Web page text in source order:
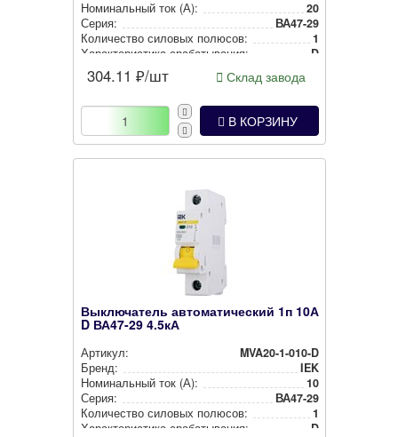
Номи­наль­ный ток (А):
20
Серия:
ВА47-29
Количество силовых полюсов:
1
Харак­те­рис­ти­ка сра­ба­ты­ва­ния:
D
304.11 ₽/шт Склад завода
В КОРЗИНУ
Выключатель автоматический 1п 10А
D ВА47-29 4.5кА
Артикул:
MVA20-1-010-D
Бренд:
IEK
Номи­наль­ный ток (А):
10
Серия:
ВА47-29
Количество силовых полюсов:
1
Харак­те­рис­ти­ка сра­ба­ты­ва­ния:
D